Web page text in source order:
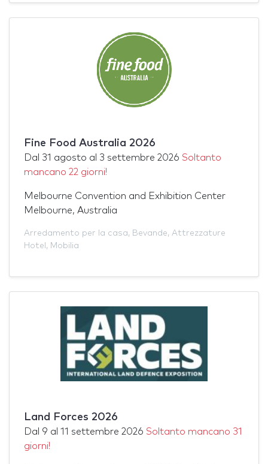
Fine Food Australia 2026
Dal 31 agosto al 3 settembre 2026 Soltanto
mancano 22 giorni!
Melbourne Convention and Exhibition Center
Melbourne, Australia
Arredamento per la casa, Bevande, Attrezzature
Hotel , Mobilia
Land Forces 2026
Dal 9 al 11 settembre 2026 Soltanto mancano 31
giorni!